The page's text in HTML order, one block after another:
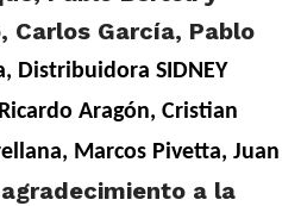
Carlos García, Pablo
Distribuidora SIDNEY
Ricardo Aragón, Cristian
Marcos Pivetta, Juan
a la